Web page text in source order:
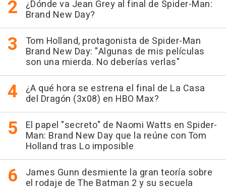
¿Dónde va Jean Grey al final de Spider-Man:
Brand New Day?
Tom Holland, protagonista de Spider-Man
Brand New Day: "Algunas de mis películas
son una mierda. No deberías verlas"
¿A qué hora se estrena el final de La Casa
del Dragón (3x08) en HBO Max?
El papel "secreto" de Naomi Watts en Spider-
Man: Brand New Day que la reúne con Tom
Holland tras Lo imposible
James Gunn desmiente la gran teoría sobre
el rodaje de The Batman 2 y su secuela